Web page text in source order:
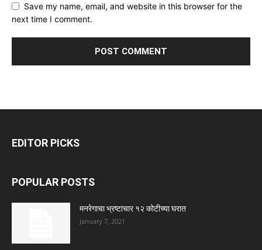
Save my name, email, and website in this browser for the
next time I comment.
EDITOR PICKS
POPULAR POSTS
मनरेगाचा भ्रष्टाचार १२ कोटीच्या घरात
January 7, 2021